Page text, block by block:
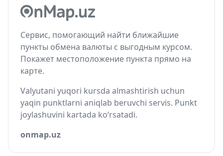
Сервис, помогающий найти ближайшие
пункты обмена валюты с выгодным курсом.
Покажет местоположение пункта прямо на
карте.
Valyutani yuqori kursda almashtirish uchun
yaqin punktlarni aniqlab beruvchi servis. Punkt
joylashuvini kartada ko‘rsatadi.
onmap.uz